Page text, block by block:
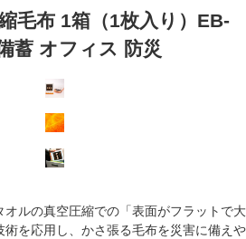
毛布 1箱（1枚入り）EB-
蓄 オフィス 防災
ルの真空圧縮での「表面がフラットで大
術を応用し、かさ張る毛布を災害に備えや